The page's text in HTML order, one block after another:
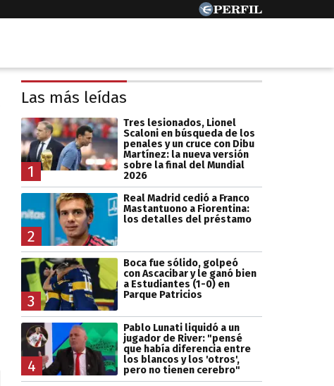
Las más leídas
1
Tres lesionados, Lionel
Scaloni en búsqueda de los
penales y un cruce con Dibu
Martínez: la nueva versión
sobre la final del Mundial
2026
2
Real Madrid cedió a Franco
Mastantuono a Fiorentina:
los detalles del préstamo
3
Boca fue sólido, golpeó
con Ascacibar y le ganó bien
a Estudiantes (1-0) en
Parque Patricios
4
Pablo Lunati liquidó a un
jugador de River: "pensé
que había diferencia entre
los blancos y los 'otros',
pero no tienen cerebro"